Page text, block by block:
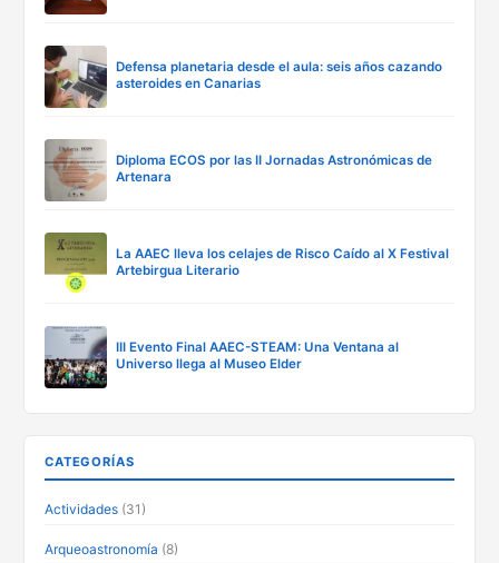
Defensa planetaria desde el aula: seis años cazando
asteroides en Canarias
Diploma ECOS por las II Jornadas Astronómicas de
Artenara
La AAEC lleva los celajes de Risco Caído al X Festival
Artebirgua Literario
III Evento Final AAEC-STEAM: Una Ventana al
Universo llega al Museo Elder
CATEGORÍAS
Actividades(31)
Arqueoastronomía (8)